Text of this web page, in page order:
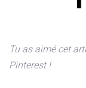
Tu as aimé cet
Pinterest !